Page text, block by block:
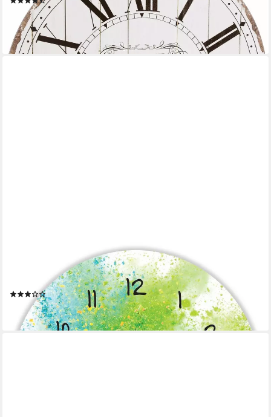
33,99 € UVP
-46%
lieferbar - in 2-3 Werktagen bei dir
Wanduhr GRAVURZEILE Wanduhr aus Holz Splash Love -
Geräuscharm kein Ticken
(2)
24,90 €
lieferbar - in 2-3 Werktagen bei dir